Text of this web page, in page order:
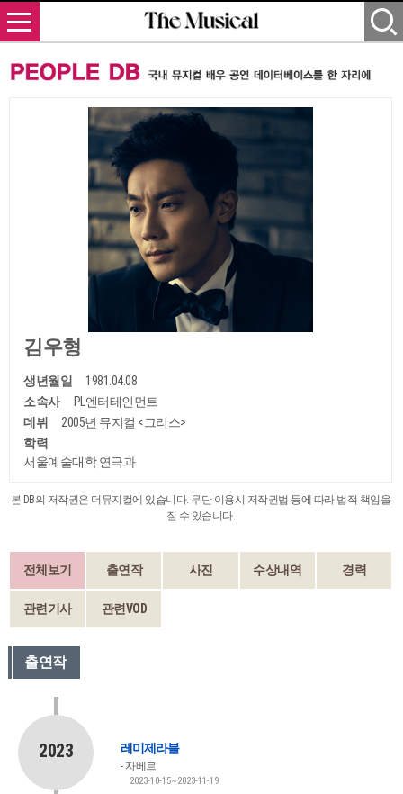
김우형
생년월일
1981.04.08
소속사
PL엔터테인먼트
데뷔
2005년 뮤지컬 <그리스>
학력
서울예술대학 연극과
본 DB의 저작권은 더뮤지컬에 있습니다. 무단 이용시 저작권법 등에 따라 법적 책임을
질 수 있습니다.
전체보기 출연작 사진 수상내역 경력
관련기사 관련VOD
출연작
2023 레미제라블
자베르
2023-10-15~2023-11-19